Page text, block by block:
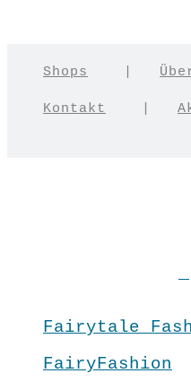
Shops
Kontakt
Fairytale
FairyFashion